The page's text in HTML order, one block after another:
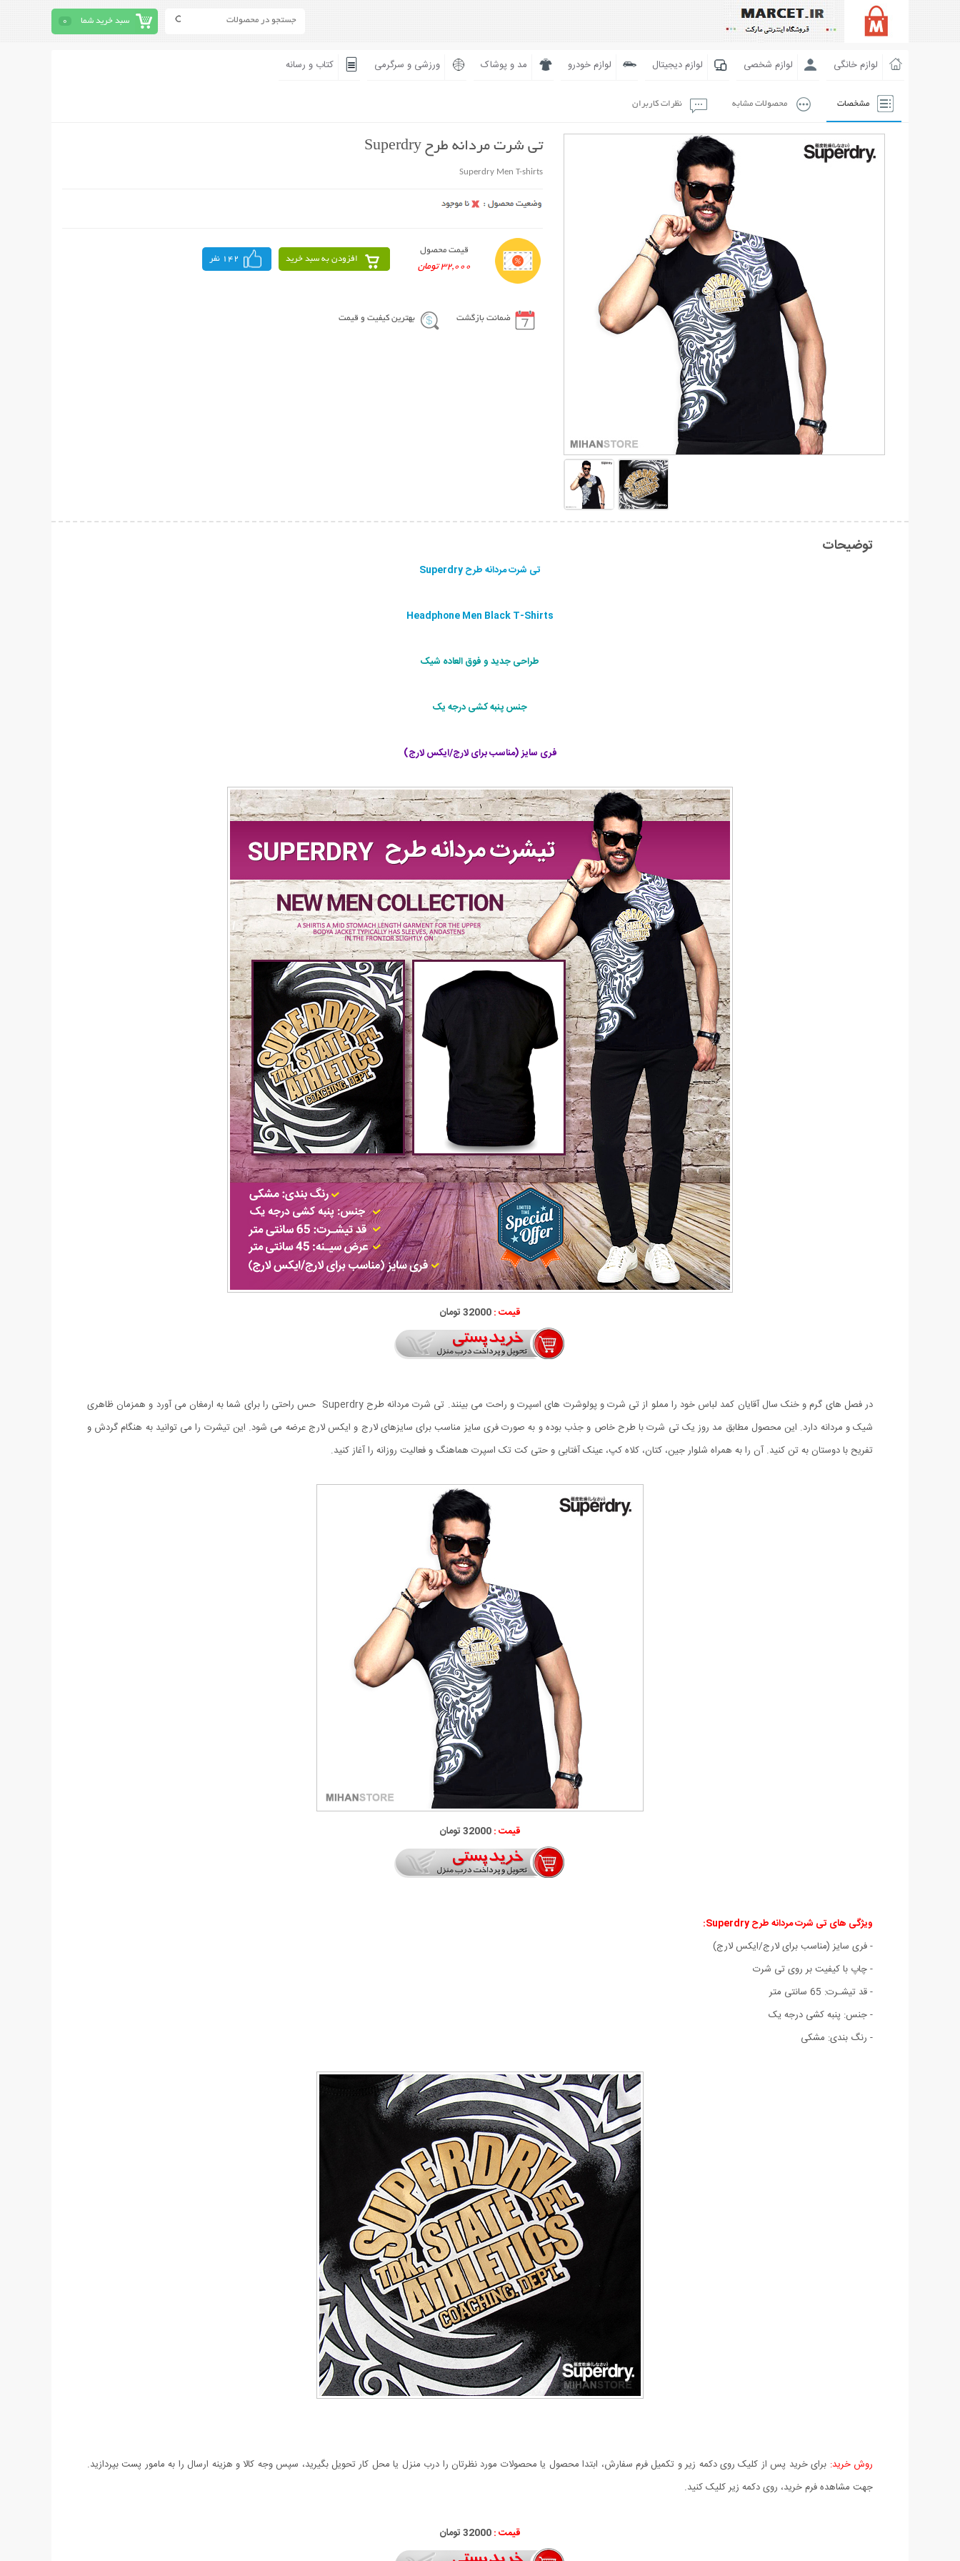
سبد خرید شما 0
لوازم خانگی لوازم شخصی لوازم دیجیتال لوازم خودرو مد و پوشاک ورزشی و سرگرمی کتاب و رسانه
مشخصات محصولات مشابه نظرات کاربران
تی شرت مردانه طرح Superdry
Superdry Men T-shirts
قیمت محصول
32,000 تومان
افزودن به سبد خرید 142 نفر
ضمانت بازگشت بهترین کیفیت و قیمت
توضیحات
تی شرت مردانه طرح Superdry
Headphone Men Black T-Shirts
طراحی جديد و فوق العاده شيک
جنس پنبه کشی درجه یک
فری سایز (مناسب برای لارج/ایکس لارج)
قیمت :32000 تومان
در فصل های گرم و خنک سال آقایان کمد لباس خود را مملو از تی شرت و پولوشرت های اسپرت و راحت می بینند‏. تی شرت مردانه طرح Superdry حس راحتی را برای شما به ارمغان می آورد و همزمان ظاهری
شیک و مردانه دارد‏.‏ این محصول مطابق مد روز یک تی شرت با طرح خاص و جذب بوده و به صورت فری سایز مناسب برای سایزهای لارج و ایکس لارج عرضه می شود. این تیشرت را می توانید به هنگام گردش و
تفریح با دوستان به تن کنید‏.‏ آن را به همراه شلوار جین، کتان، کلاه کپ، عینک آفتابی و حتی کت تک اسپرت هماهنگ و فعالیت روزانه را آغاز کنید‏.‏
قیمت :32000 تومان
ویژگی های تی شرت مردانه طرح Superdry
:
- فری سایز (مناسب برای لارج/ایکس لارج)
- چاپ با کیفیت بر روی تی شرت
- قد تیشـرت: 65 سانتی متر
- جنس: پنبه کشی درجه يک
- رنگ بندی: مشکی
روش خرید: برای خرید پس از کلیک روی دکمه زیر و تکمیل فرم سفارش، ابتدا محصول یا محصولات مورد نظرتان را درب منزل یا محل کار تحویل بگیرید، سپس وجه کالا و هزینه ارسال را به مامور پست بپردازید.
جهت مشاهده فرم خرید، روی دکمه زیر کلیک کنید.
قیمت :32000 تومان